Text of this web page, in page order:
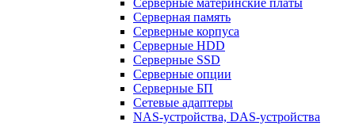
Серверные материнские платы
Серверная память
Серверные корпуса
Серверные HDD
Серверные SSD
Серверные опции
Серверные БП
Сетевые адаптеры
NAS-устройства, DAS-устройства